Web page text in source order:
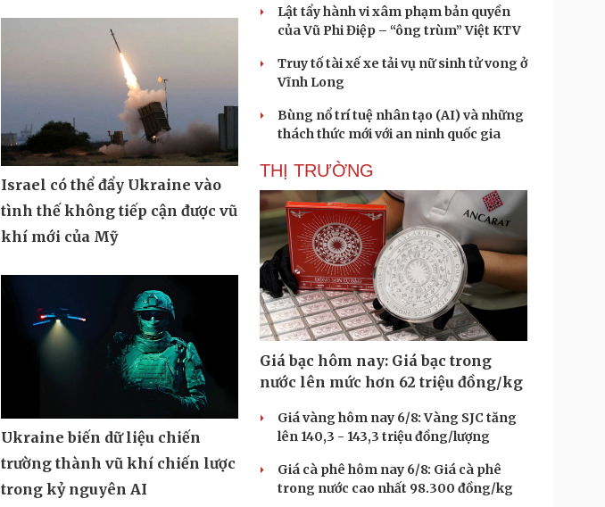
Israel có thể đẩy Ukraine vào
tình thế không tiếp cận được vũ
khí mới của Mỹ
Ukraine biến dữ liệu chiến
trường thành vũ khí chiến lược
trong kỷ nguyên AI
Lật tẩy hành vi xâm phạm bản quyền
của Vũ Phi Điệp – “ông trùm” Việt KTV
Truy tố tài xế xe tải vụ nữ sinh tử vong ở
Vĩnh Long
Bùng nổ trí tuệ nhân tạo (AI) và những
thách thức mới với an ninh quốc gia
THỊ TRƯỜNG
Giá bạc hôm nay: Giá bạc trong
nước lên mức hơn 62 triệu đồng/kg
Giá vàng hôm nay 6/8: Vàng SJC tăng
lên 140,3 - 143,3 triệu đồng/lượng
Giá cà phê hôm nay 6/8: Giá cà phê
trong nước cao nhất 98.300 đồng/kg